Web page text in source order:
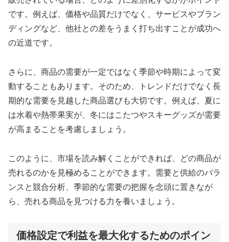
です。例えば、価格や品質だけでなく、サービスやブラン
ディングなど、他社との差をうまく打ち出すことが成功へ
の近道です。
さらに、商品の需要が一定ではなく季節や時期によって変
動することもあります。そのため、トレンドだけでなく長
期的な需要を見越した商品選びも大切です。例えば、夏に
は水着や熱帯果実が、冬にはこたつやスキーグッズが需要
が高まることを考慮しましょう。
このように、市場を読み解くことができれば、どの商品が
売れるのかを見極めることができます。需要と供給のバラ
ンスと競合分析、季節的な需要の把握を念頭に置きなが
ら、売れる商品を見つける力を養いましょう。
価格設定で利益を最大化するためのポイン